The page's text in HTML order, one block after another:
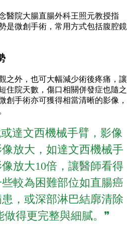
醫院大腸直腸外科王照元教授指
是微創手術，常用方式包括腹腔鏡
之外，也可大幅減少術後疼痛，讓
住院天數，傷口相關併發症也隨之
創手術亦可獲得相當清晰的影像，
達文西機械手臂，影像
放大，如達文西機械手
放大10倍，讓醫師看得
較為困難部位如直腸癌
，或深部淋巴結廓清除
做得更完整與細膩。❞